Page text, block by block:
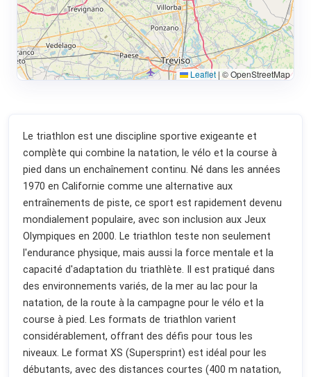
Leaflet | © OpenStreetMap
Le triathlon est une discipline sportive exigeante et
complète qui combine la natation, le vélo et la course à
pied dans un enchaînement continu. Né dans les années
1970 en Californie comme une alternative aux
entraînements de piste, ce sport est rapidement devenu
mondialement populaire, avec son inclusion aux Jeux
Olympiques en 2000. Le triathlon teste non seulement
l'endurance physique, mais aussi la force mentale et la
capacité d'adaptation du triathlète. Il est pratiqué dans
des environnements variés, de la mer au lac pour la
natation, de la route à la campagne pour le vélo et la
course à pied. Les formats de triathlon varient
considérablement, offrant des défis pour tous les
niveaux. Le format XS (Supersprint) est idéal pour les
débutants, avec des distances courtes (400 m natation,